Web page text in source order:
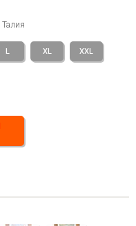
Талия
L XL XXL